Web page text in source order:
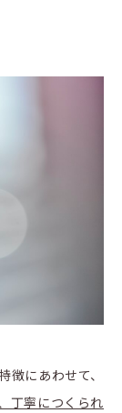
徴にあわせて、
丁寧につくられ